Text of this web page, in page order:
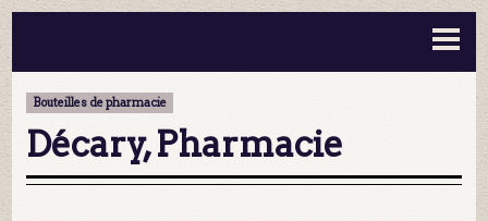
BOUTEILLES ▼
MA COLLECTION
Bouteilles de pharmacie
Décary, Pharmacie